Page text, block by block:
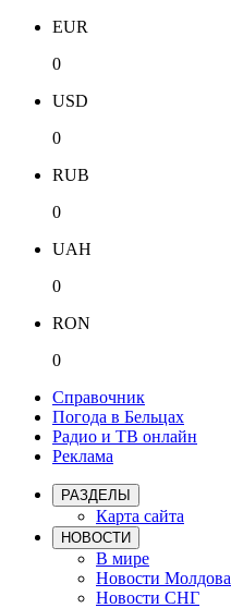
EUR
0
USD
0
RUB
0
UAH
0
RON
0
Справочник
Погода в Бельцах
Радио и ТВ онлайн
Реклама
РАЗДЕЛЫ
Карта сайта
НОВОСТИ
В мире
Новости Молдова
Новости СНГ